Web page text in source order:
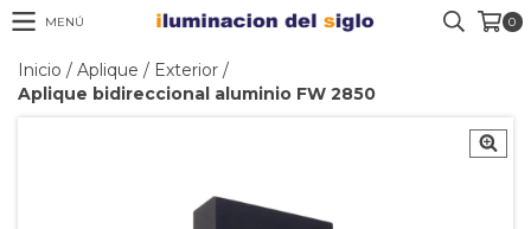
MENÚ 0
Inicio / Aplique / Exterior /
Aplique bidireccional aluminio FW 2850